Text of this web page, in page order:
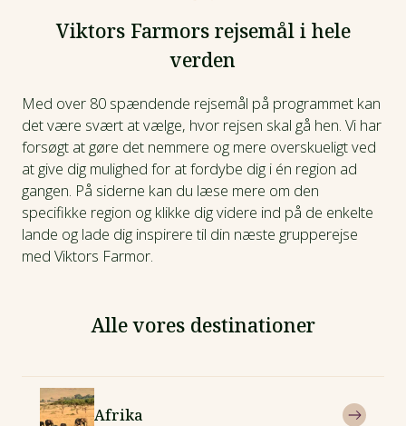
Viktors Farmors rejsemål i hele
verden
Med over 80 spændende rejsemål på programmet kan
det være svært at vælge, hvor rejsen skal gå hen. Vi har
forsøgt at gøre det nemmere og mere overskueligt ved
at give dig mulighed for at fordybe dig i én region ad
gangen. På siderne kan du læse mere om den
specifikke region og klikke dig videre ind på de enkelte
lande og lade dig inspirere til din næste grupperejse
med Viktors Farmor.
Alle vores destinationer
Afrika